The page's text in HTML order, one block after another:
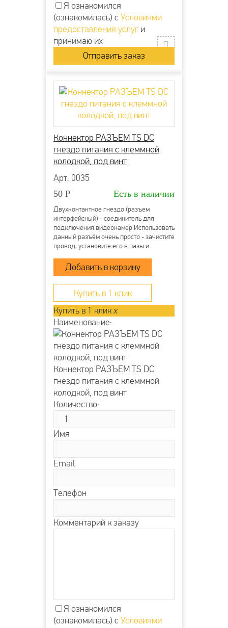
Я ознакомился
(ознакомилась) с Условиями
предоставления услуги
принимаю их
Коннектор РАЗЪЕМ TS DC
гнездо питания с клеммной
колодкой, под винт
Арт: 0035
50 Р Есть в наличии
Двухконтактное гнездо (разъем
интерфейсный) - соединитель для
подключения видеокамер Использовать
данный разъём очень просто - зачистите
провод, установите его в пазы и
надёжно зафиксирует проводник и
обеспечит прекрасный контакт. Монтаж
возможно осуществлять с...
Купить в 1 клик
Купить в 1 клик x
Наименование:
Коннектор РАЗЪЕМ TS DC
гнездо питания с клеммной
колодкой, под винт
Количество:
Имя
Email
Телефон
Комментарий к заказу
Я ознакомился
(ознакомилась) с Условиями